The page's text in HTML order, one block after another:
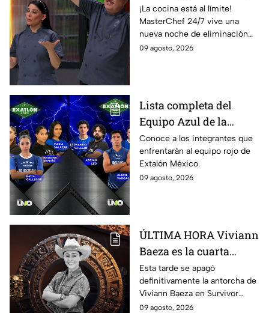
en línea la transmisión
del domingo de
ELIMINACIÓN del 09 de
agosto de la edición
online, gratis y por
internet
¡La cocina está al límite!
MasterChef 24/7 vive una
nueva noche de eliminación
donde un cocinero tendrá que
09 agosto, 2026
Lista completa del
Equipo Azul de la
décima Temporada de
Exatlón México
Conoce a los integrantes que
enfrentarán al equipo rojo de
Extalón México.
09 agosto, 2026
ÚLTIMA HORA Viviann
Baeza es la cuarta
ELIMINADA de
Survivor México La
Reliquia en Llamas
Esta tarde se apagó
definitivamente la antorcha de
Viviann Baeza en Survivor
México La Reliquia en Llamas.
09 agosto, 2026